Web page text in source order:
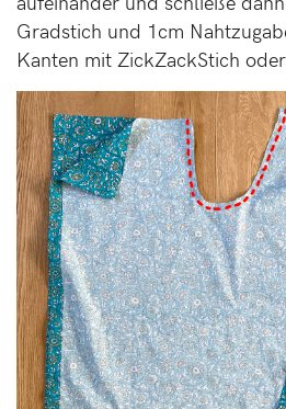
Gradstich und 1cm
Kanten mit ZickZackStich